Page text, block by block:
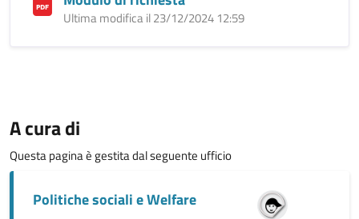
Ultima modifica il 23/12/2024 12:59
A cura di
Questa pagina è gestita dal seguente ufficio
Politiche sociali e Welfare